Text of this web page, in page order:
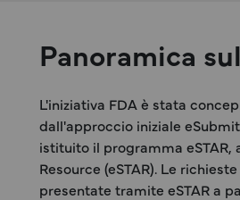
Panoramica
L'iniziativa FDA è stata
dall'approccio iniziale
istituito il programma
Resource (eSTAR). Le
presentate tramite eSTAR a